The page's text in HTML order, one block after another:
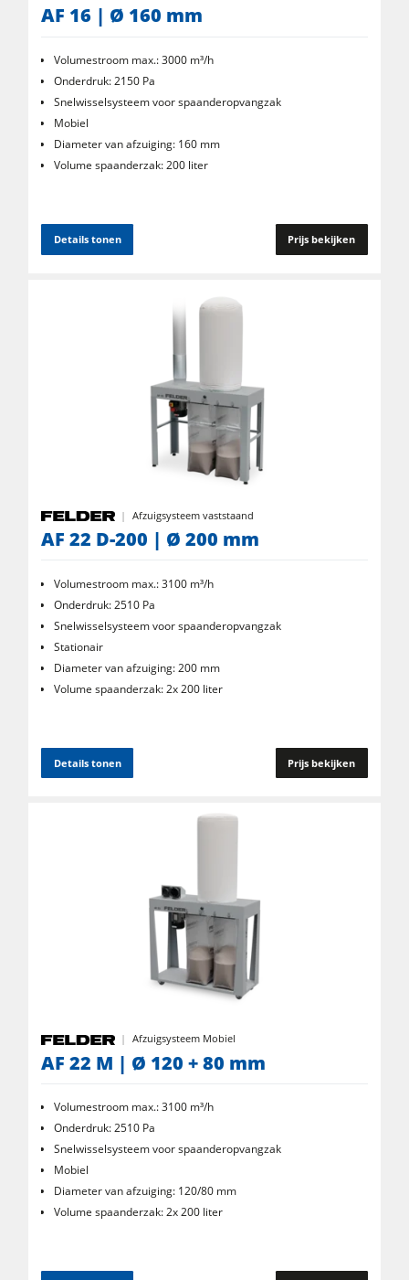
AF 16 | Ø 160 mm
Volumestroom max.: 3000 m³/h
Onderdruk: 2150 Pa
Snelwisselsysteem voor spaanderopvangzak
Mobiel
Diameter van afzuiging: 160 mm
Volume spaanderzak: 200 liter
Details tonen Prijs bekijken
Afzuigsysteem vaststaand
AF 22 D-200 | Ø 200 mm
Volumestroom max.: 3100 m³/h
Onderdruk: 2510 Pa
Snelwisselsysteem voor spaanderopvangzak
Stationair
Diameter van afzuiging: 200 mm
Volume spaanderzak: 2x 200 liter
Details tonen Prijs bekijken
Afzuigsysteem Mobiel
AF 22 M | Ø 120 + 80 mm
Volumestroom max.: 3100 m³/h
Onderdruk: 2510 Pa
Snelwisselsysteem voor spaanderopvangzak
Mobiel
Diameter van afzuiging: 120/80 mm
Volume spaanderzak: 2x 200 liter